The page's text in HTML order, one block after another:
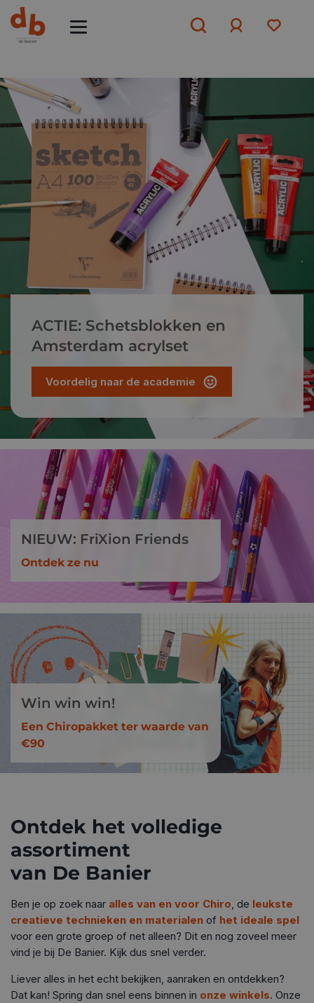
Aanmelden
of aanmelden
ACTIE: Schetsblokken en
Amsterdam acrylset
Voordelig naar de academie
NIEUW: FriXion Friends
Ontdek ze nu
Win win win!
Een Chiropakket ter waarde van
€90
Ontdek het volledige
assortiment
van De Banier
Ben je op zoek naar alles van en voor Chiro, de leukste
creatieve technieken en materialen of het ideale spel
voor een grote groep of net alleen? Dit en nog zoveel meer
vind je bij De Banier. Kijk dus snel verder.
Liever alles in het echt bekijken, aanraken en ontdekken?
Dat kan! Spring dan snel eens binnen in onze winkels. Onze